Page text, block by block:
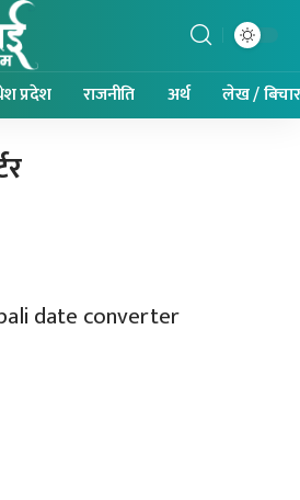
प्रदेश राजनीति अर्थ लेख / बिचार
date converter